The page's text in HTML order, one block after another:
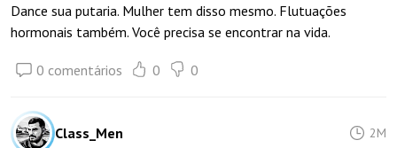
Dance sua putaria. Mulher tem disso mesmo. Flutuações
hormonais também. Você precisa se encontrar na vida.
0 comentários 0 0
Class_Men 2M